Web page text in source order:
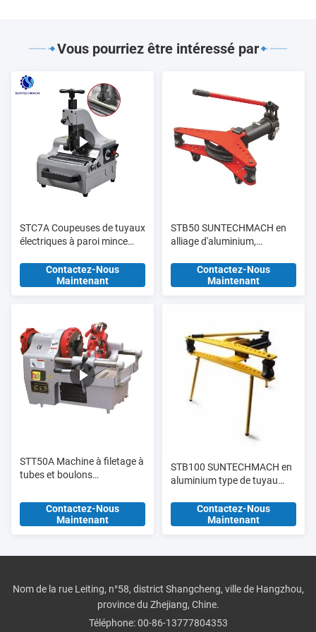
Vous pourriez être intéressé par
STC7A Coupeuses de tuyaux
électriques à paroi mince
SCH5 SCH5S
Contactez-Nous
Maintenant
STB50 SUNTECHMACH en
alliage d'aluminium,
hydrauliques manuel 1/2′′-2′′
Contactez-Nous
Maintenant
STT50A Machine à filetage à
tubes et boulons
et M33
Contactez-Nous
Maintenant
STB100 SUNTECHMACH en
aluminium type de tuyau
1/2 "-4"Contactez-Nous
Maintenant
Nom de la rue Leiting, n°58, district Shangcheng, ville de Hangzhou,
province du Zhejiang, Chine.
Téléphone:00-86-13777804353